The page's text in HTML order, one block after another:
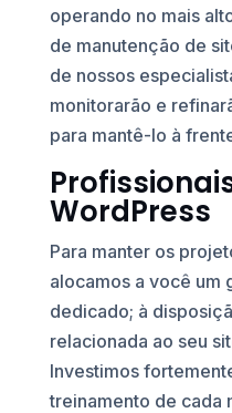
operando no mais
de manutenção de
de nossos
monitorarão e
para mantê-lo à
WordPress
Para manter os
alocamos a você um
dedicado; à
relacionada ao seu
Investimos
treinamento de cada